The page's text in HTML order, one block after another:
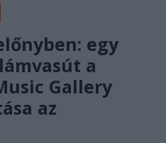
egy
a
Gallery
az